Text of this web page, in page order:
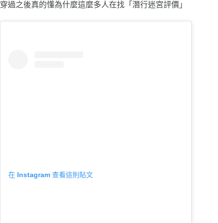
穿過之後真的懂為什麼這麼多人在找「潛行迷宮評價」
在 Instagram 查看這則貼文